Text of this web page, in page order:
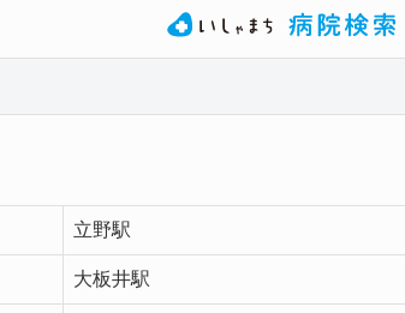
立野駅
大板井駅